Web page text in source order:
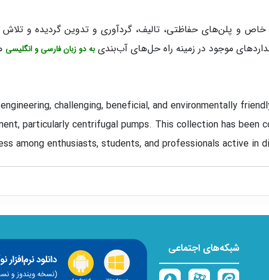
و پلن‌های حفاظتی، تالیف، گردآوری و تدوین گردیده و تلاش
موجود در زمینه راه حل‌های آب‌بندی به دو زبان فارسی و انگلیسی
challenging, beneficial, and environmentally
particularly centrifugal pumps. This collection has
among enthusiasts, students, and professionals active
and useful points in a very simple and clear
شبکه‌های اجتماعی